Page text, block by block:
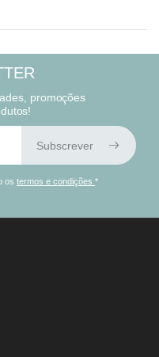
promoções
Subscrever
ostermos e condições*